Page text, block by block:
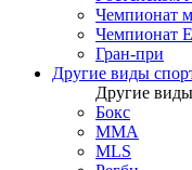
Чемпионат
Чемпионат
Гран-при
Другие виды
Другие
Бокс
MMA
MLS